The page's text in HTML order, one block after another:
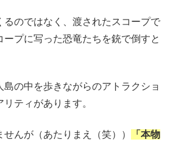
るのではなく、渡されたスコープで
プに写った恐竜たちを銃で倒すと
島の中を歩きながらのアトラクショ
ティがあります。
んが（あたりまえ（笑））
「本物